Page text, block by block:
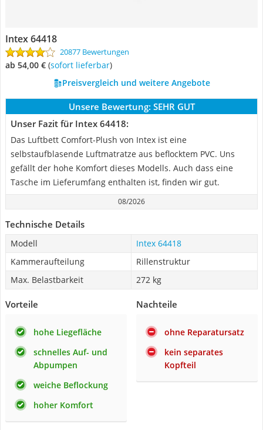
Intex 64418
20877 Bewertungen
ab 54,00 € ( Sofort lieferbar)
Preisvergleich und weitere Angebote
Unsere Bewertung: SEHR GUT
Unser Fazit für Intex 64418:
Das Luftbett Comfort-Plush von Intex ist eine
selbstaufblasende Luftmatratze aus beflocktem PVC. Uns
gefällt der hohe Komfort dieses Modells. Auch dass eine
Tasche im Lieferumfang enthalten ist, finden wir gut.
08/2026
Technische Details
Modell
Intex 64418
Kammeraufteilung
Rillenstruktur
Max. Belastbarkeit
272 kg
Vorteile
hohe Liegefläche
schnelles Auf- und
Abpumpen
weiche Beflockung
hoher Komfort
Nachteile
ohne Reparatursatz
kein separates
Kopfteil